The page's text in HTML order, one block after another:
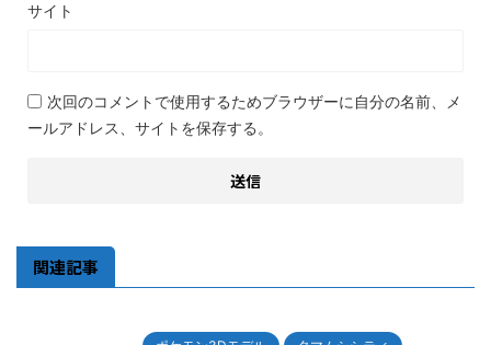
サイト
次回のコメントで使用するためブラウザーに自分の名前、メ
ールアドレス、サイトを保存する。
関連記事